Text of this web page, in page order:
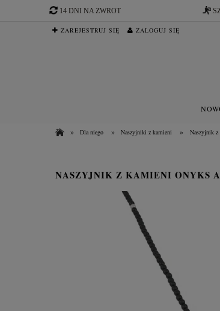
14 DNI NA ZWROT
ZAREJESTRUJ SIĘ ZALOGUJ SIĘ
» Dla niego » Naszyjniki z kamieni » Naszyjnik z
NASZYJNIK Z KAMIENI ONYKS